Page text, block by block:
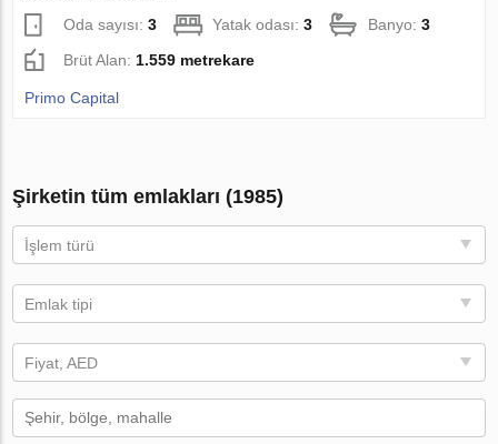
Oda sayısı:3 Yatak odası:3 Banyo:3
Brüt Alan: 1.559 metrekare
Primo Capital
Şirketin tüm emlakları (1985)
İşlem türü
Emlak tipi
Fiyat, AED